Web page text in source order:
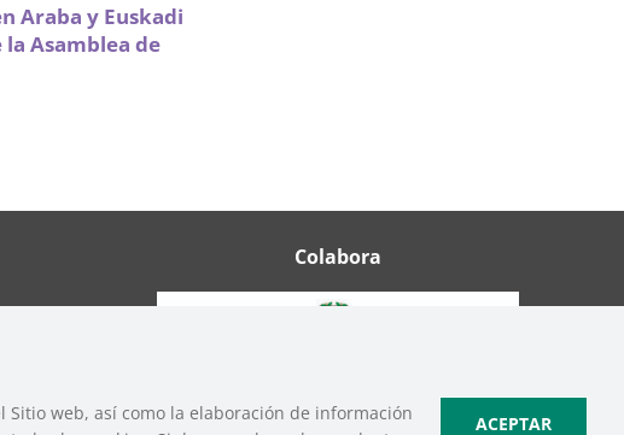
Araba y Euskadi
Asamblea de
Colabora
web, así como la elaboración de información
ACEPTAR